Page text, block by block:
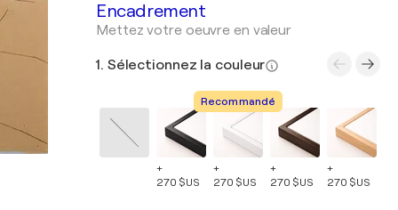
Encadrement
Mettez votre oeuvre en valeur
1. Sélectionnez la couleur
+
270 $US
Recommandé
+
270 $US
+
270 $US
+
270 $US